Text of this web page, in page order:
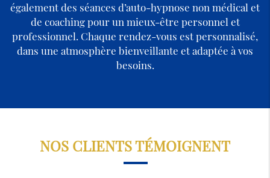
également des séances d’auto-hypnose non médical et
de coaching pour un mieux-être personnel et
professionnel. Chaque rendez-vous est personnalisé,
dans une atmosphère bienveillante et adaptée à vos
besoins.
NOS CLIENTS TÉMOIGNENT